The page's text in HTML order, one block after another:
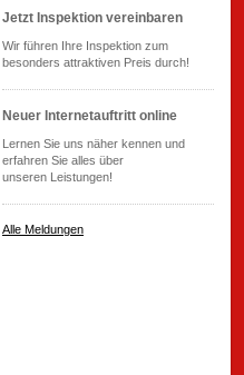
Jetzt Inspektion vereinbaren
Wir führen Ihre Inspektion zum
besonders attraktiven Preis durch!
Neuer Internetauftritt online
Lernen Sie uns näher kennen und
erfahren Sie alles über
unseren Leistungen!
Alle Meldungen